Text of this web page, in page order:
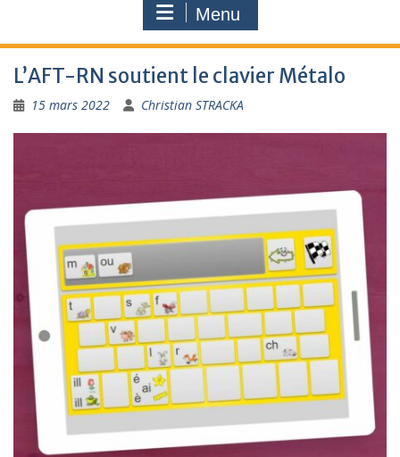
Menu
L’AFT-RN soutient le clavier Métalo
15 mars 2022 Christian STRACKA